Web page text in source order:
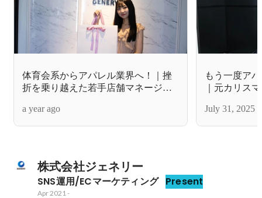
体育会系からアパレル業界へ！｜挫
折を乗り越えた若手店舗マネージャ
ー】
a year ago
もう一度ア
｜元カリス
ンタビュー】
July 31, 2025
株式会社ジェネリー
SNS運用/ECマーケティング Present
Apr 2021 -